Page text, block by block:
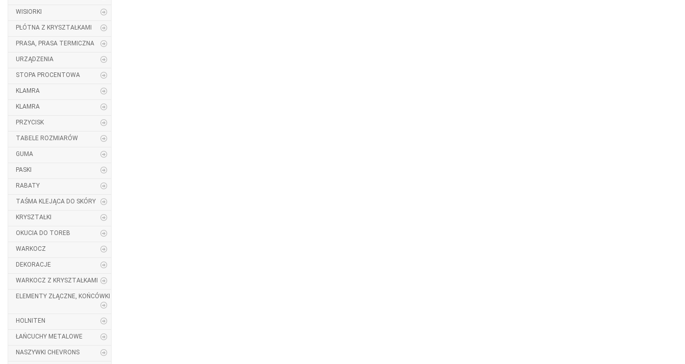
WISIORKI
PŁÓTNA Z KRYSZTAŁKAMI
PRASA, PRASA TERMICZNA
URZĄDZENIA
STOPA PROCENTOWA
KLAMRA
KLAMRA
PRZYCISK
TABELE ROZMIARÓW
GUMA
PASKI
RABATY
TAŚMA KLEJĄCA DO SKÓRY
KRYSZTAŁKI
OKUCIA DO TOREB
WARKOCZ
DEKORACJE
WARKOCZ Z KRYSZTAŁKAMI
ELEMENTY ZŁĄCZNE, KOŃCÓWKI
HOLNITEN
ŁAŃCUCHY METALOWE
NASZYWKI CHEVRONS